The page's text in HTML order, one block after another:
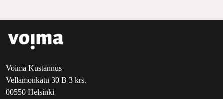
Voima Kustannus
Vellamonkatu 30 B 3 krs.
00550 Helsinki